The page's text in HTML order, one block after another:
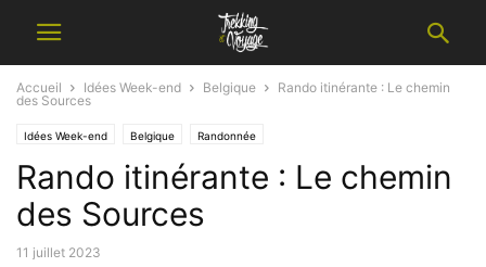
Accueil Idées Week-end Belgique
Rando itinérante : Le chemin
des Sources
Idées Week-end Belgique Randonnée
Rando itinérante : Le chemin
des Sources
11 juillet 2023